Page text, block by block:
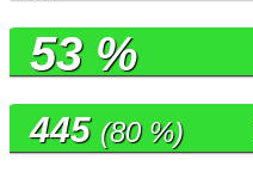
53 %
445 (80 %)